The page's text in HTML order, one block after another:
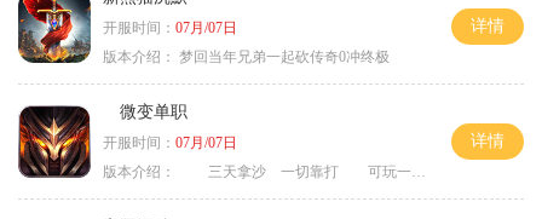
开服时间： 07月/07日
版本介绍： 梦回当年兄弟一起砍传奇0冲终极
详情
微变单职
开服时间： 07月/07日
版本介绍：
三天拿沙 一切靠打 可玩一年
详情